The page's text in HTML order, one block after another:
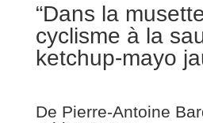
“Dans la
cyclisme à la
ketchup-mayo
De Pierre-Antoine